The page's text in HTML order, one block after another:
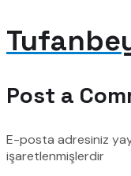
Post a
E-posta adresiniz
işaretlenmişlerdir